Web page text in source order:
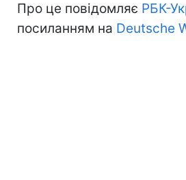
Про це повідомляє РБК-
посиланням на Deutsche